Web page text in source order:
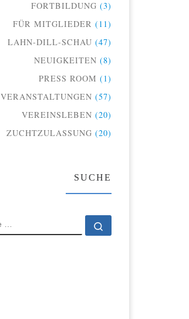
FORTBILDUNG (3)
FÜR MITGLIEDER (11)
LAHN-DILL-SCHAU (47)
NEUIGKEITEN (8)
PRESS ROOM (1)
VERANSTALTUNGEN (57)
VEREINSLEBEN (20)
ZUCHTZULASSUNG (20)
SUCHE
SUCHE